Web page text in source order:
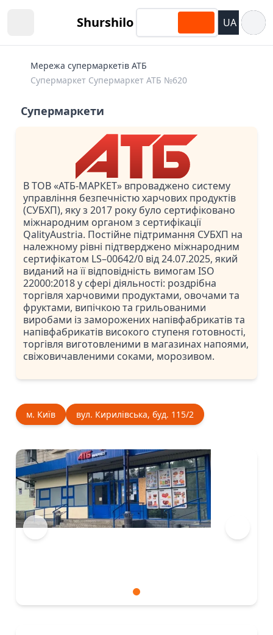
Shurshilo UA
Мережа супермаркетів АТБ
Супермаркет Супермаркет АТБ №620
Супермаркети
В ТОВ «АТБ-МАРКЕТ» впроваджено систему
управління безпечністю харчових продуктів
(СУБХП), яку з 2017 року було сертифіковано
міжнародним органом з сертифікації
QalityAustria. Постійне підтримання СУБХП на
належному рівні підтверджено міжнародним
сертифікатом LS–00642/0 від 24.07.2025, який
виданий на її відповідність вимогам ISO
22000:2018 у сфері діяльності: роздрібна
торгівля харчовими продуктами, овочами та
фруктами, випічкою та грильованими
виробами із заморожених напівфабрикатів та
напівфабрикатів високого ступеня готовності,
торгівля виготовленими в магазинах напоями,
свіжовичавленими соками, морозивом.
м. Київ вул. Кирилівська, буд. 115/2